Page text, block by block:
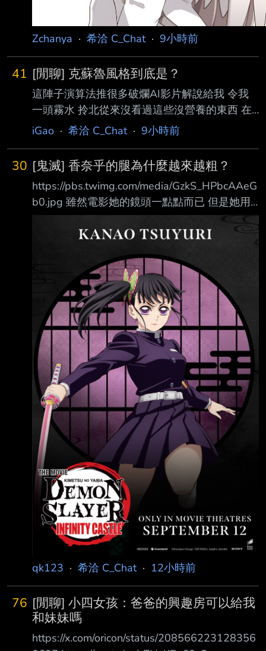
Zchanya · 希洽 C_Chat· 9小時前
41 [閒聊] 克蘇魯風格到底是？
這陣子演算法推很多破爛AI影片解說給我 令我
一頭霧水 拎北從來沒看過這些沒營養的東西 在
想是不是跟家裡人用同樣的網路而他們專門看這
致壓迫！遍地克蘇魯異獸！99%人類被啃食殆
盡！】 【人類探勘石油驚醒克蘇魯巨獸！想跑
已來不及！】 這樣的糞標題 然後封面是一隻四
不像長得有點噁的生物 克蘇魯神話裡面有許多
那些強大的生物表現出來對旁物的冷酷與漠視
以及人類在這些生物底下感受到的絕望與無力才
是這個神話體系的醍醐味 總之我語言能力
iGao · 希洽 C_Chat· 9小時前
30 [鬼滅] 香奈乎的腿為什麼越來越粗？
https://pbs.twimg.com/media/GzkS_HPbcAAeG
b0.jpg 雖然電影她的鏡頭一點點而已 但是她用
花枝呼吸的時候 我就覺得她的腿好像有點壯 我
以前只注意她的側馬尾 這次看電影週邊的圖 香
qk123 · 希洽 C_Chat· 12小時前
76 [閒聊] 小四女孩：爸爸的興趣房可以給我
和妹妹嗎
https://x.com/oricon/status/208566223128356